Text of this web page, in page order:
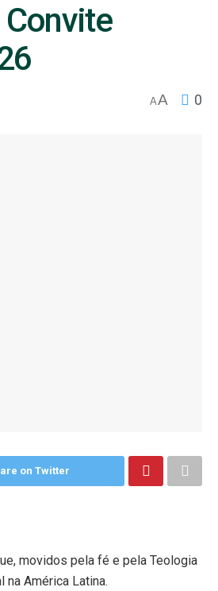
AA 0
on Twitter
movidos pela fé e pela Teologia
América Latina.